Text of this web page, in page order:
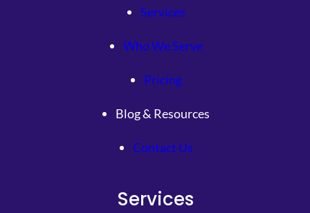
Services
Who We Serve
Pricing
Blog & Resources
Contact Us
Services